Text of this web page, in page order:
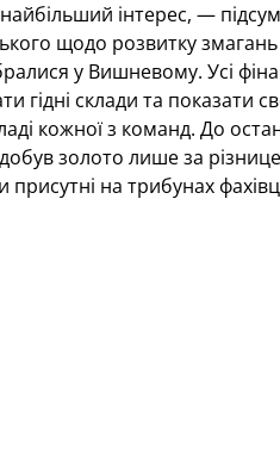
інтерес, —
щодо розвитку
у Вишневому. Усі
склади та показати
кожної з команд. До
золото лише за
на трибунах